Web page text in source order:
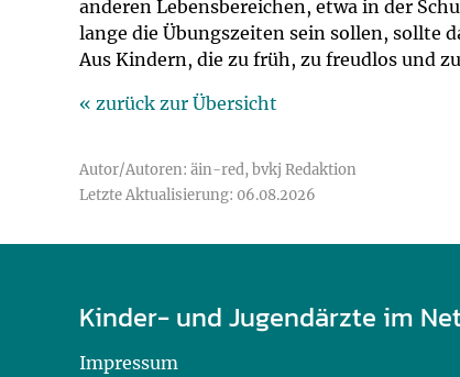
anderen Lebensbereichen, etwa in der
lange die Übungszeiten sein sollen, sollte
Aus Kindern, die zu früh, zu freudlos und
« zurück zur Übersicht
Autor/Autoren: äin-red, bvkj Redaktion
Letzte Aktualisierung: 06.08.2026
Kinder- und Jugendärzte im
Impressum